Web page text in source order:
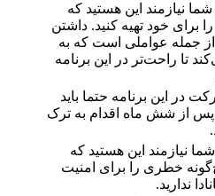
نیازمند این هستید که
برای خود تهیه کنید. داشتن
جمله عواملی است که به
تا راحت‌تر در این برنامه
در این برنامه حتما باید
پس از شش ماه اقدام به ترک
نیازمند این هستید که
خطری را برای امنیت
ندارید.